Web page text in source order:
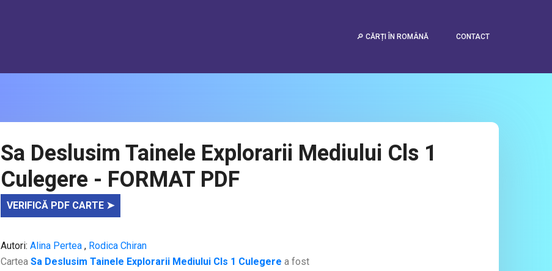
🔎 CĂRȚI ÎN ROMÂNĂ CONTACT
Sa Deslusim Tainele Explorarii Mediului Cls 1
Culegere - FORMAT PDF
VERIFICĂ PDF CARTE ➤
Autori: Alina Pertea , Rodica Chiran
Cartea Sa Deslusim Tainele Explorarii Mediului Cls 1 Culegere a fost